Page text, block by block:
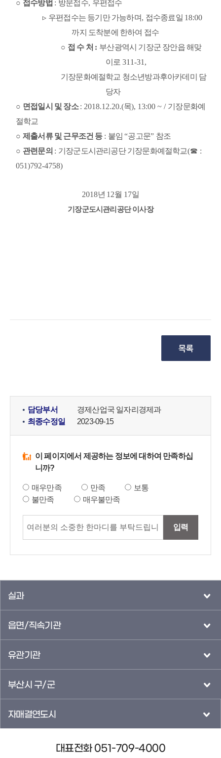
○ 접수방법 : 방문접수, 우편접수
▹ 우편접수는 등기만 가능하며, 접수종료일 18:00
까지 도착분에 한하여 접수
○ 접 수 처 : 부산광역시 기장군 장안읍 해맞
이로 311-31,
기장문화예절학교 청소년방과후아카데미 담
당자
○ 면접일시 및 장소 : 2018.12.20.(목), 13:00 ~ / 기장문화예
절학교
○ 제출서류 및 근무조건 등 : 붙임 “공고문” 참조
○ 관련문의 : 기장군도시관리공단 기장문화예절학교(☎ :
051)792-4758)
2018년 12월 17일
기장군도시관리공단 이사장
담당부서
경제산업국 일자리경제과
최종수정일
2023-09-15
이 페이지에서 제공하는 정보에 대하여 만족하십
니까?
매우만족 만족
보통
불만족
매우불만족
입력
실과
읍면/직속기관
유관기관
부산시 구/군
자매결연도시
대표전화 051-709-4000